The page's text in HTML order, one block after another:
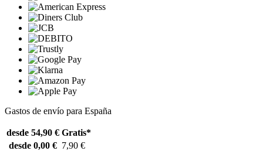
Gastos de envío para España
desde 54,90 € Gratis*
desde 0,00 € 7,90 €